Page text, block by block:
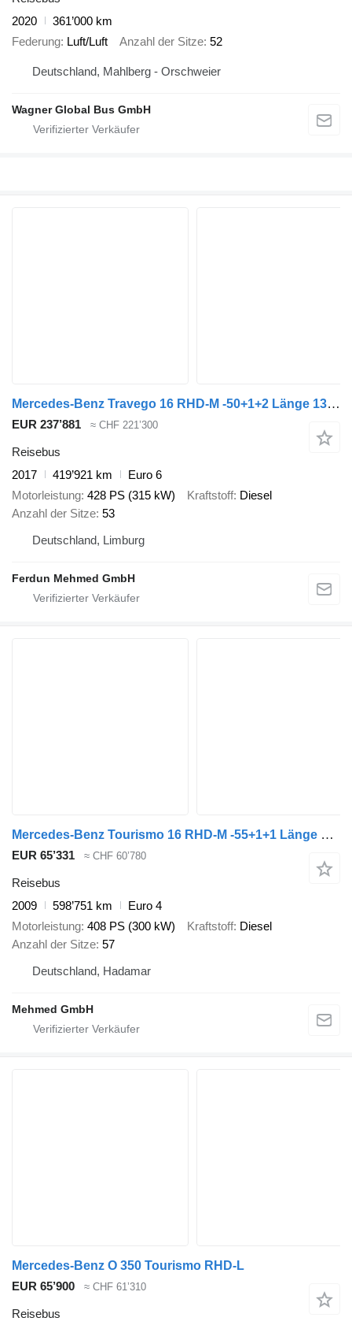
2020
361’000 km
Federung Luft/Luft Anzahl der Sitze 52
Deutschland, Mahlberg - Orschweier
Wagner Global Bus GmbH
Mercedes-Benz Travego 16 RHD-M -50+1+2 Länge 13 m
EUR 237’881 ≈ CHF 221’300
Reisebus
2017
419’921 km
Euro 6
Motorleistung 428 PS (315 kW) Kraftstoff Diesel
Anzahl der Sitze 53
Deutschland, Limburg
Ferdun Mehmed GmbH
Mercedes-Benz Tourismo 16 RHD-M -55+1+1 Länge 12,96 m
EUR 65’331 ≈ CHF 60’780
Reisebus
2009
598’751 km
Euro 4
Motorleistung 408 PS (300 kW) Kraftstoff Diesel
Anzahl der Sitze 57
Deutschland, Hadamar
Mehmed GmbH
Mercedes-Benz O 350 Tourismo RHD-L
EUR 65’900
≈ CHF 61’310
Reisebus